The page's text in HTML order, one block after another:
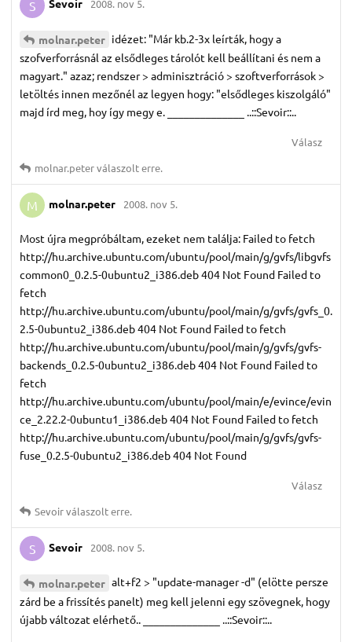
S Sevoir 2008. nov 5.
molnar.​peter idézet: "Már kb.2-3x leírták, hogy a
szofverforrásnál az elsődleges tárolót kell beállítani és nem a
magyart." azaz; rendszer > adminisztráció > szoftverforrások >
letöltés innen mezőnél az legyen hogy: "elsődleges kiszolgáló"
majd írd meg, hoy így megy e. ______________ ..::Sevoir::..
Válasz
molnar.​peterválaszolt erre.
M molnar.​peter 2008. nov 5.
Most újra megpróbáltam, ezeket nem találja: Failed to fetch
http://hu.archive.ubuntu.com/ubuntu/pool/main/g/gvfs/libgvfs
common0_0.2.5-0ubuntu2_i386.deb 404 Not Found Failed to
fetch
http://hu.archive.ubuntu.com/ubuntu/pool/main/g/gvfs/gvfs_0.
2.5-0ubuntu2_i386.deb 404 Not Found Failed to fetch
http://hu.archive.ubuntu.com/ubuntu/pool/main/g/gvfs/gvfs-
backends_0.2.5-0ubuntu2_i386.deb 404 Not Found Failed to
fetch
http://hu.archive.ubuntu.com/ubuntu/pool/main/e/evince/evin
ce_2.22.2-0ubuntu1_i386.deb 404 Not Found Failed to fetch
http://hu.archive.ubuntu.com/ubuntu/pool/main/g/gvfs/gvfs-
fuse_0.2.5-0ubuntu2_i386.deb 404 Not Found
Válasz
Sevoirválaszolt erre.
S Sevoir 2008. nov 5.
molnar.​peter alt+f2 > "update-manager -d" (elötte persze
zárd be a frissítés panelt) meg kell jelenni egy szövegnek, hogy
újabb változat elérhető.. ______________ ..::Sevoir::..